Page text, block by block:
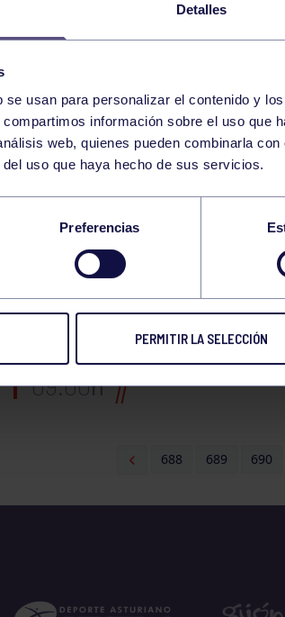
Detalles
usan para personalizar el contenido y
información sobre el uso que
web, quienes pueden combinarla
uso que haya hecho de sus servicios.
Preferencias
PERMITIR LA SELECCIÓN
TENIS CTO
18:00h RGCC
09:00h GAF
10:00h
09:00h PIRAGÜISMO
09:00h
688 689 690